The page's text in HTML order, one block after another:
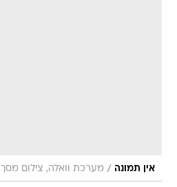
אין תמונה / מערכת וואלה, צילום מסך